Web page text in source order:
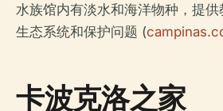
水族馆内有淡水和海洋物种，提
生态系统和保护问题 (
卡波克洛之家